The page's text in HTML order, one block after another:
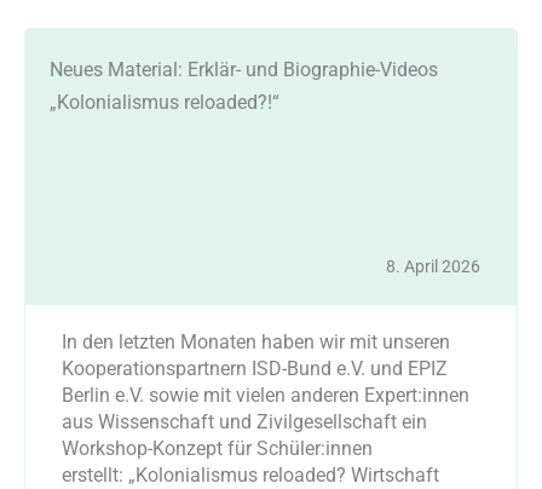
Neues Material: Erklär- und Biographie-Videos
„Kolonialismus reloaded?!“
8. April 2026
In den letzten Monaten haben wir mit unseren
Kooperationspartnern ISD-Bund e.V. und EPIZ
Berlin e.V. sowie mit vielen anderen Expert:innen
aus Wissenschaft und Zivilgesellschaft ein
Workshop-Konzept für Schüler:innen
erstellt: „Kolonialismus reloaded? Wirtschaft